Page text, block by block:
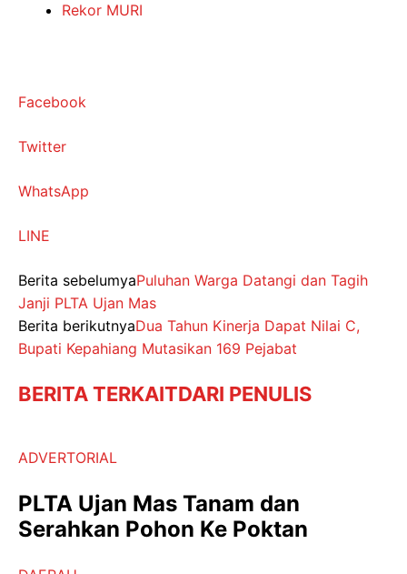
Rekor MURI
Facebook
Twitter
WhatsApp
LINE
Berita sebelumyaPuluhan Warga Datangi dan Tagih
Janji PLTA Ujan Mas
Berita berikutnyaDua Tahun Kinerja Dapat Nilai C,
Bupati Kepahiang Mutasikan 169 Pejabat
BERITA TERKAITDARI PENULIS
ADVERTORIAL
PLTA Ujan Mas Tanam dan
Serahkan Pohon Ke Poktan